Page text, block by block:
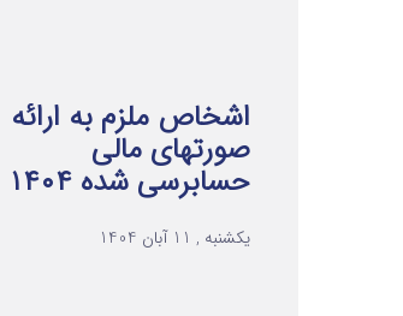
اشخاص ملزم به ارائه
صورتهای مالی
حسابرسی شده ۱۴۰۴
یکشنبه , 11 آبان 1404